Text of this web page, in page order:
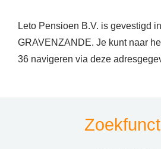
Leto Pensioen B.V. is gevestigd
GRAVENZANDE. Je kunt naar
36 navigeren via deze